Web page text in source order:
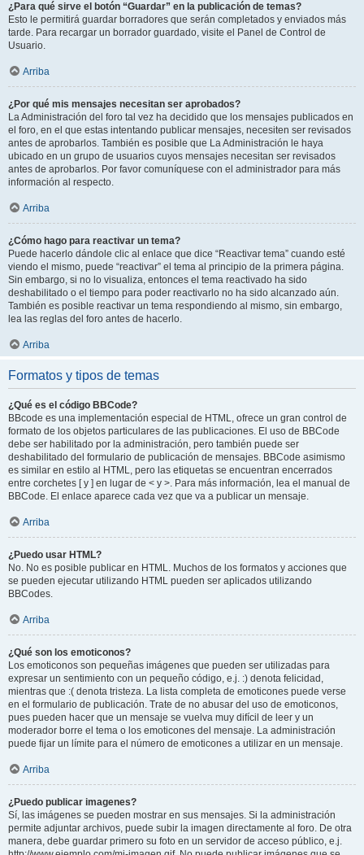
¿Para qué sirve el botón “Guardar” en la publicación de temas?
Esto le permitirá guardar borradores que serán completados y enviados más
tarde. Para recargar un borrador guardado, visite el Panel de Control de
Usuario.
Arriba
¿Por qué mis mensajes necesitan ser aprobados?
La Administración del foro tal vez ha decidido que los mensajes publicados en
el foro, en el que estas intentando publicar mensajes, necesiten ser revisados
antes de aprobarlos. También es posible que La Administración le haya
ubicado en un grupo de usuarios cuyos mensajes necesitan ser revisados
antes de aprobarlos. Por favor comuníquese con el administrador para más
información al respecto.
Arriba
¿Cómo hago para reactivar un tema?
Puede hacerlo dándole clic al enlace que dice “Reactivar tema” cuando esté
viendo el mismo, puede “reactivar” el tema al principio de la primera página.
Sin embargo, si no lo visualiza, entonces el tema reactivado ha sido
deshabilitado o el tiempo para poder reactivarlo no ha sido alcanzado aún.
También es posible reactivar un tema respondiendo al mismo, sin embargo,
lea las reglas del foro antes de hacerlo.
Arriba
Formatos y tipos de temas
¿Qué es el código BBCode?
BBcode es una implementación especial de HTML, ofrece un gran control de
formato de los objetos particulares de las publicaciones. El uso de BBCode
debe ser habilitado por la administración, pero también puede ser
deshabilitado del formulario de publicación de mensajes. BBCode asimismo
es similar en estilo al HTML, pero las etiquetas se encuentran encerrados
entre corchetes [ y ] en lugar de < y >. Para más información, lea el manual de
BBCode. El enlace aparece cada vez que va a publicar un mensaje.
Arriba
¿Puedo usar HTML?
No. No es posible publicar en HTML. Muchos de los formatos y acciones que
se pueden ejecutar utilizando HTML pueden ser aplicados utilizando
BBCodes.
Arriba
¿Qué son los emoticonos?
Los emoticonos son pequeñas imágenes que pueden ser utilizadas para
expresar un sentimiento con un pequeño código, e.j. :) denota felicidad,
mientras que :( denota tristeza. La lista completa de emoticones puede verse
en el formulario de publicación. Trate de no abusar del uso de emoticonos,
pues pueden hacer que un mensaje se vuelva muy difícil de leer y un
moderador borre el tema o los emoticones del mensaje. La administración
puede fijar un límite para el número de emoticones a utilizar en un mensaje.
Arriba
¿Puedo publicar imagenes?
Sí, las imágenes se pueden mostrar en sus mensajes. Si la administración
permite adjuntar archivos, puede subir la imagen directamente al foro. De otra
manera, debe guardar primero su foto en un servidor de acceso público, e.j.